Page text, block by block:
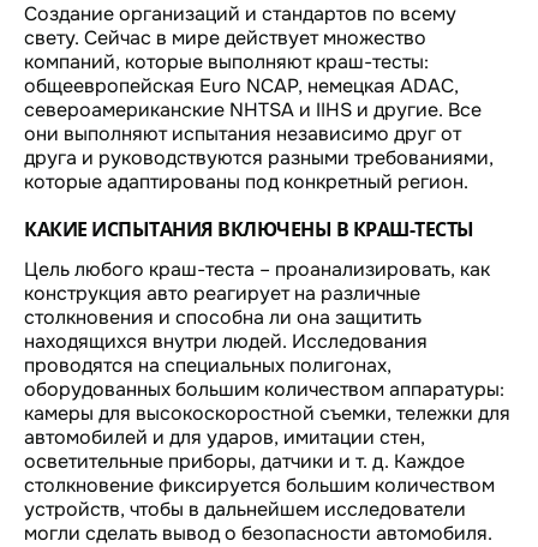
Создание организаций и стандартов по всему
свету. Сейчас в мире действует множество
компаний, которые выполняют краш-тесты:
общеевропейская Euro NCAP, немецкая ADAC,
североамериканские NHTSA и IIHS и другие. Все
они выполняют испытания независимо друг от
друга и руководствуются разными требованиями,
которые адаптированы под конкретный регион.
КАКИЕ ИСПЫТАНИЯ ВКЛЮЧЕНЫ В КРАШ-ТЕСТЫ
Цель любого краш-теста – проанализировать, как
конструкция авто реагирует на различные
столкновения и способна ли она защитить
находящихся внутри людей. Исследования
проводятся на специальных полигонах,
оборудованных большим количеством аппаратуры:
камеры для высокоскоростной съемки, тележки для
автомобилей и для ударов, имитации стен,
осветительные приборы, датчики и т. д. Каждое
столкновение фиксируется большим количеством
устройств, чтобы в дальнейшем исследователи
могли сделать вывод о безопасности автомобиля.